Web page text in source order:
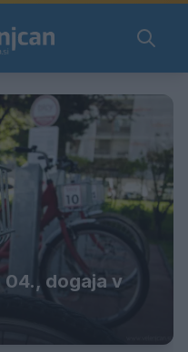
04., dogaja v